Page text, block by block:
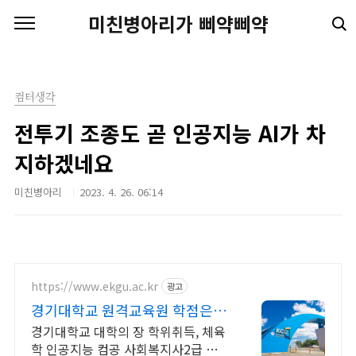
미친병아리가 삐약삐약
컴터생각
전투기 조종도 곧 인공지능 AI가 차
지하겠네요
미친병아리 2023. 4. 26. 06:14
https://www.ekgu.ac.kr 광고
경기대학교 원격교육원 학점은행
제 100%온라인수업
경기대학교 대학의 장 학위취득, 체육
학 인공지능 컴공 사회복지사2급 경영